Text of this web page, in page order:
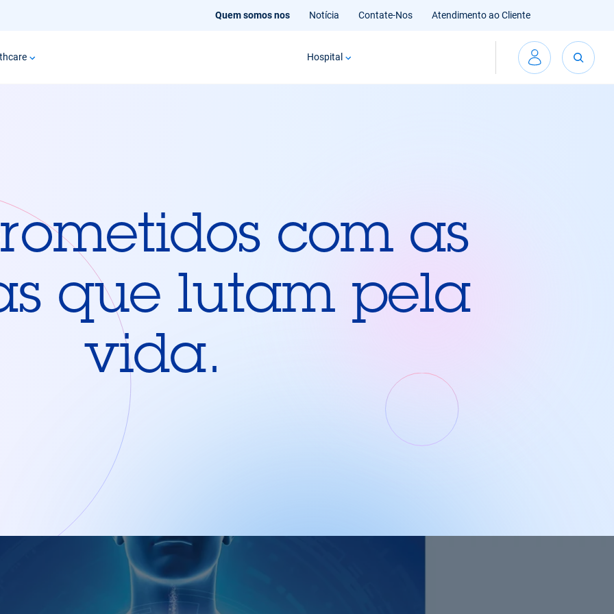
Quem somos nos Notícia Contate-Nos Atendimento ao Cliente
Hospital
com as
que lutam pela
vida.